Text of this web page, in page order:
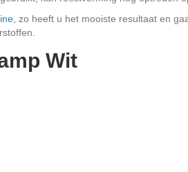
, zo heeft u het mooiste resultaat en
Wit